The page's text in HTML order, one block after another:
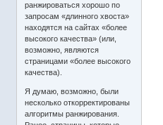
ранжироваться хорошо по
запросам «длинного хвоста»
находятся на сайтах «более
высокого качества» (или,
возможно, являются
страницами «более высокого
качества).
Я думаю, возможно, были
несколько откорректированы
алгоритмы ранжирования.